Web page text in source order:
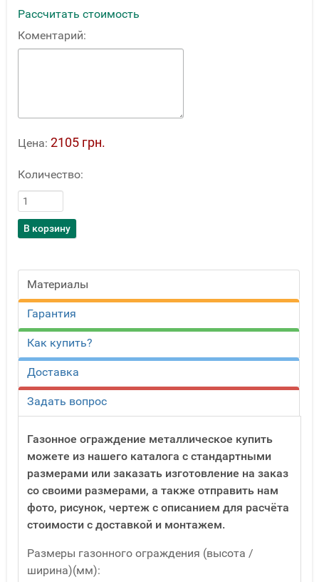
Рассчитать стоимость
Коментарий:
Цена: 2105 грн.
Количество:
Материалы
Гарантия
Как купить?
Доставка
Задать вопрос
Газонное ограждение металлическое купить
можете из нашего каталога с стандартными
размерами или заказать изготовление на заказ
со своими размерами, а также отправить нам
фото, рисунок, чертеж с описанием для расчёта
стоимости с доставкой и монтажем.
Размеры газонного ограждения (высота /
ширина)(мм):